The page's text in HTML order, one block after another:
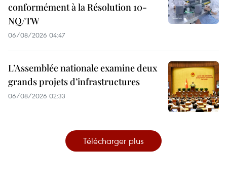
conformément à la Résolution 10-
NQ/TW
06/08/2026 04:47
L’Assemblée nationale examine deux
grands projets d’infrastructures
06/08/2026 02:33
Télécharger plus